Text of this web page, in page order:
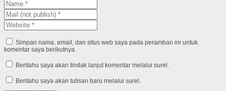
Simpan nama, email, dan situs web saya pada peramban ini untuk
komentar saya berikutnya.
Beritahu saya akan tindak lanjut komentar melalui surel.
Beritahu saya akan tulisan baru melalui surel.